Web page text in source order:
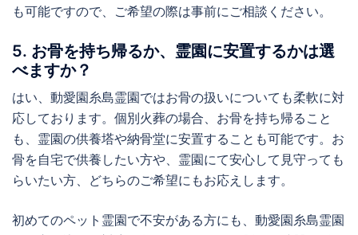
も可能ですので、ご希望の際は事前にご相談ください。
5. お骨を持ち帰るか、霊園に安置するかは選
べますか？
はい、動愛園糸島霊園ではお骨の扱いについても柔軟に対
応しております。個別火葬の場合、お骨を持ち帰ること
も、霊園の供養塔や納骨堂に安置することも可能です。お
骨を自宅で供養したい方や、霊園にて安心して見守っても
らいたい方、どちらのご希望にもお応えします。
初めてのペット霊園で不安がある方にも、動愛園糸島霊園